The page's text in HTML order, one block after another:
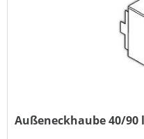
Außeneckhaube 40/90